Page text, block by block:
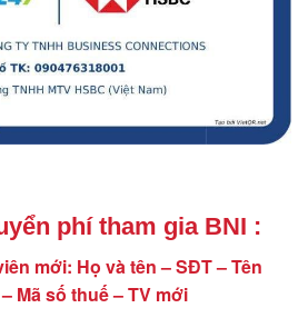
phí tham gia BNI :
mới: Họ và tên – SĐT – Tên
Mã số thuế – TV mới